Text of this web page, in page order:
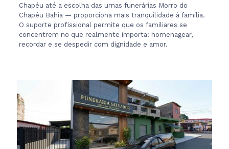
Chapéu até a escolha das urnas funerárias Morro do
Chapéu Bahia — proporciona mais tranquilidade à família.
O suporte profissional permite que os familiares se
concentrem no que realmente importa: homenagear,
recordar e se despedir com dignidade e amor.